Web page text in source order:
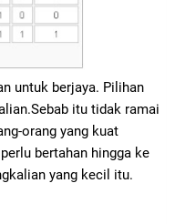
untuk berjaya. Pilihan
itu tidak ramai
orang yang kuat
bertahan hingga ke
yang kecil itu.